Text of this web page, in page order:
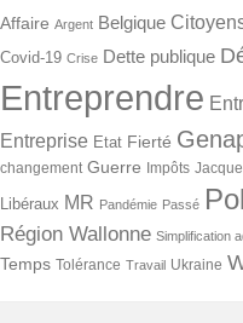
Affaire Argent Belgique
Covid-19 Crise Dette publique
Entreprendre
Entreprise Etat Fierté
changement Guerre Impôts
Libéraux MR Pandémie Passé
Région Wallonne Simplification
Temps Tolérance Travail Ukraine